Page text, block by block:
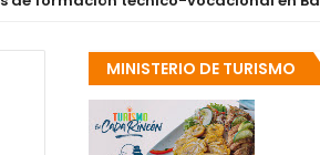
MINISTERIO DE TURISMO